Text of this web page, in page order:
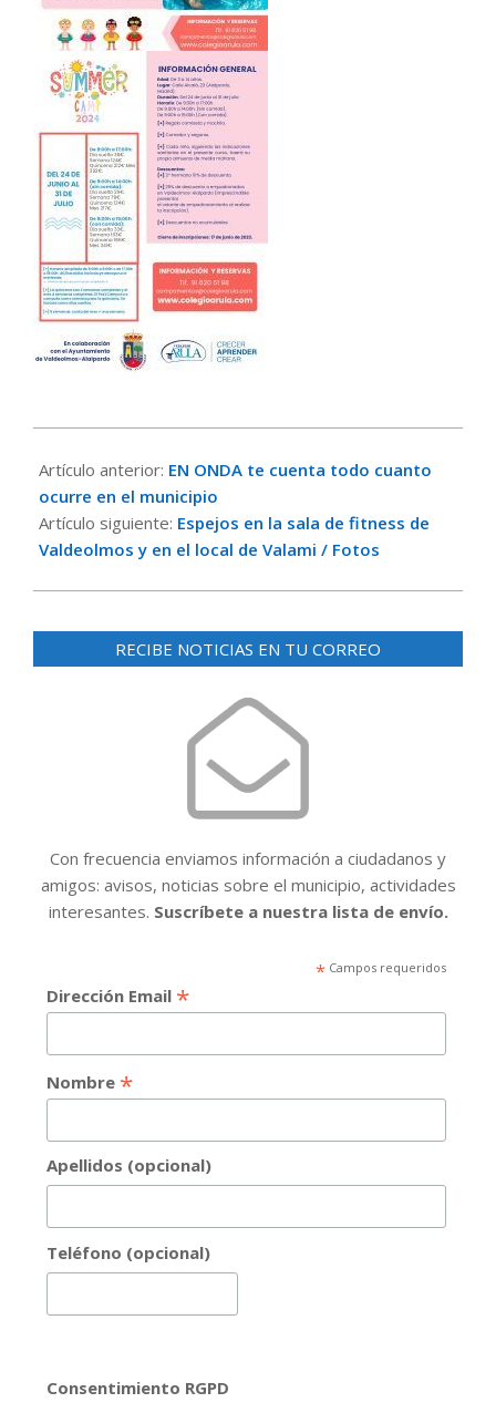
03-
04
Artículo anterior: EN ONDA te cuenta todo cuanto
ocurre en el municipio
Artículo siguiente: Espejos en la sala de fitness de
Valdeolmos y en el local de Valami / Fotos
RECIBE NOTICIAS EN TU CORREO
Con frecuencia enviamos información a ciudadanos y
amigos: avisos, noticias sobre el municipio, actividades
interesantes. Suscríbete a nuestra lista de envío.
*Campos requeridos
Dirección Email *
Nombre *
Apellidos (opcional)
Teléfono (opcional)
Consentimiento RGPD